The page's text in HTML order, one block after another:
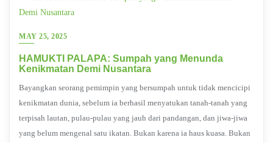
MAY 25, 2025
HAMUKTI PALAPA: Sumpah yang Menunda
Kenikmatan Demi Nusantara
Bayangkan seorang pemimpin yang bersumpah untuk tidak mencicipi
kenikmatan dunia, sebelum ia berhasil menyatukan tanah-tanah yang
terpisah lautan, pulau-pulau yang jauh dari pandangan, dan jiwa-jiwa
yang belum mengenal satu ikatan. Bukan karena ia haus kuasa. Bukan